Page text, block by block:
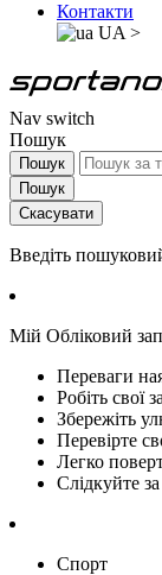
Контакти
UA >
Nav switch
Пошук
Пошук
Пошук
Скасувати
Введіть
Мій Обліковий
Переваги
Робіть свої
Збережіть
Перевірте
Легко
Слідкуйте
Спорт